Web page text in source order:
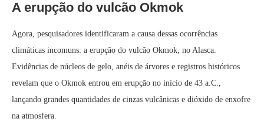
A erupção do vulcão Okmok
Agora, pesquisadores identificaram a causa dessas ocorrências
climáticas incomuns: a erupção do vulcão Okmok, no Alasca.
Evidências de núcleos de gelo, anéis de árvores e registros históricos
revelam que o Okmok entrou em erupção no início de 43 a.C.,
lançando grandes quantidades de cinzas vulcânicas e dióxido de enxofre
na atmosfera.